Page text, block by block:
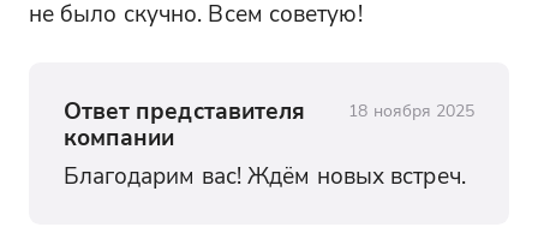
не было скучно. Всем советую!
Ответ представителя
компании
18 ноября 2025
Благодарим вас! Ждём новых встреч.